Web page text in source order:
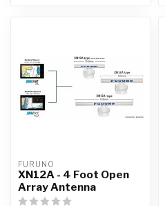
FURUNO
XN12A - 4 Foot Open
Array Antenna